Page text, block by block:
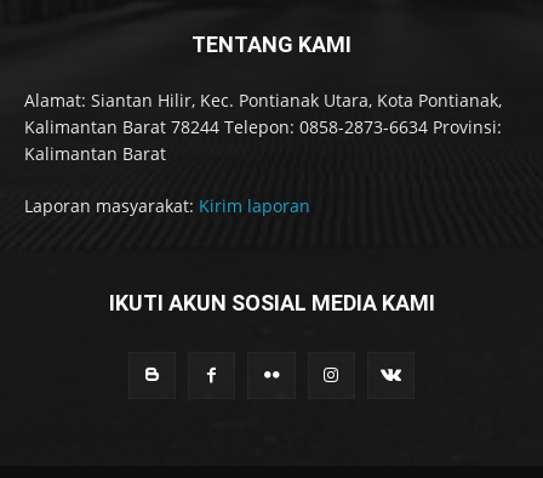
TENTANG KAMI
Alamat: Siantan Hilir, Kec. Pontianak Utara, Kota Pontianak,
Kalimantan Barat 78244 Telepon: 0858-2873-6634 Provinsi:
Kalimantan Barat
Laporan masyarakat: Kirim laporan
IKUTI AKUN SOSIAL MEDIA KAMI